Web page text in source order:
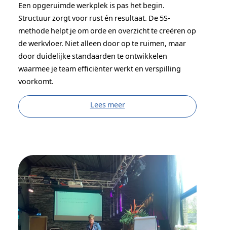
Een opgeruimde werkplek is pas het begin.
Structuur zorgt voor rust én resultaat. De 5S-
methode helpt je om orde en overzicht te creëren op
de werkvloer. Niet alleen door op te ruimen, maar
door duidelijke standaarden te ontwikkelen
waarmee je team efficiënter werkt en verspilling
voorkomt.
Lees meer